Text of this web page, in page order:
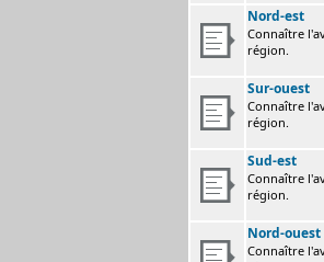
Nord-est
Connaître
région.
Sur-ouest
Connaître
région.
Sud-est
Connaître
région.
Nord-ouest
Connaître